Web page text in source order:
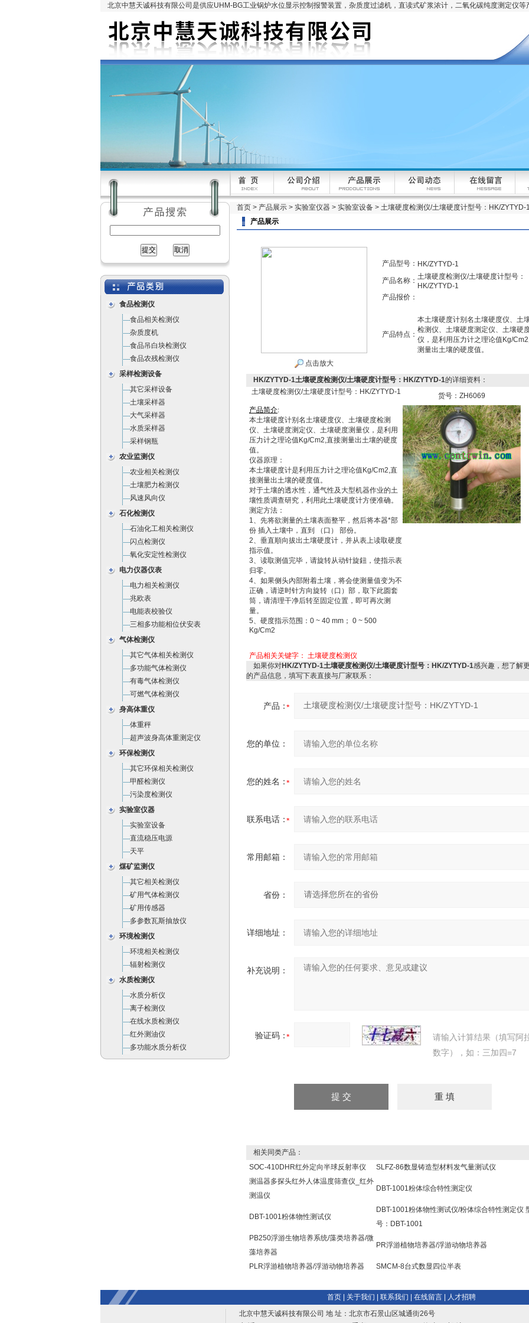
北京中慧天诚科技有限公司是供应UHM-BG工业锅炉水位显示控制报警装置，杂质度过滤机，直读式矿浆浓计，二氧化碳纯度测定仪等
食品检测仪
食品相关检测仪
杂质度机
食品吊白块检测仪
食品农残检测仪
采样检测设备
其它采样设备
土壤采样器
大气采样器
水质采样器
采样钢瓶
农业监测仪
农业相关检测仪
土壤肥力检测仪
风速风向仪
石化检测仪
石油化工相关检测仪
闪点检测仪
氧化安定性检测仪
电力仪器仪表
电力相关检测仪
兆欧表
电能表校验仪
三相多功能相位伏安表
气体检测仪
其它气体相关检测仪
多功能气体检测仪
有毒气体检测仪
可燃气体检测仪
身高体重仪
体重秤
超声波身高体重测定仪
环保检测仪
其它环保相关检测仪
甲醛检测仪
污染度检测仪
实验室仪器
实验室设备
直流稳压电源
天平
煤矿监测仪
其它相关检测仪
矿用气体检测仪
矿用传感器
多参数瓦斯抽放仪
环境检测仪
环境相关检测仪
辐射检测仪
水质检测仪
水质分析仪
离子检测仪
在线水质检测仪
红外测油仪
多功能水质分析仪
首页 > 产品展示 > 实验室仪器 > 实验室设备 > 土壤硬度检测仪/土壤硬度计型号：HK/ZYTYD-1
产品展示
点击放大
产品型号： HK/ZYTYD-1
产品名称： 土壤硬度检测仪/土壤硬度计型号：
HK/ZYTYD-1
产品报价：
产品特点：
本土壤硬度计别名土壤硬度仪、土
检测仪、土壤硬度测定仪、土壤硬
仪，是利用压力计之理论值Kg/
测量出土壤的硬度值。
HK/ZYTYD-1土壤硬度检测仪/土壤硬度计型号：HK/ZYTYD-1的详细资料：
土壤硬度检测仪/土壤硬度计型号：HK/ZYTYD-1
货号：ZH6069
产品简介:
本土壤硬度计别名土壤硬度仪、土壤硬度检测
仪、土壤硬度测定仪、土壤硬度测量仪，是利用
压力计之理论值Kg/Cm2,直接测量出土壤的硬度
值。
仪器原理：
本土壤硬度计是利用压力计之理论值Kg/Cm2,直
接测量出土壤的硬度值。
对于土壤的透水性，通气性及大型机器作业的土
壤性质调查研究，利用此土壤硬度计方便准确。
测定方法：
1、先将欲测量的土壤表面整平，然后将本器*部
份 插入土壤中，直到 （口） 部份。
2、垂直順向拔出土壤硬度计，并从表上读取硬度
指示值。
3、读取测值完毕，请旋转从动针旋鈕，使指示表
归零。
4、如果侧头內部附着土壤，将会使测量值变为不
正确，请逆时针方向旋转（口）部，取下此圆套
筒，请清理干净后转至固定位置，即可再次测
量。
5、硬度指示范围：0 ~ 40 mm； 0 ~ 500
Kg/Cm2
产品相关关键字： 土壤硬度检测仪
如果你对HK/ZYTYD-1土壤硬度检测仪/土壤硬度计型号：HK/ZYTYD-1感兴趣，想了解
的产品信息，填写下表直接与厂家联系：
产品：
您的单位：
您的姓名：
联系电话：
常用邮箱：
省份：
详细地址：
补充说明：
验证码：
请输入计算结果（填写阿
数字），如：三加四=7
相关同类产品：
SOC-410DHR红外定向半球反射率仪
SLFZ-86数显铸造型材料发气量测试仪
测温器多探头红外人体温度筛查仪_红外
测温仪
DBT-1001粉体综合特性测定仪
DBT-1001粉体物性测试仪
DBT-1001粉体物性测试仪/粉体综合特性测定仪
号：DBT-1001
PB250浮游生物培养系统/藻类培养器/微
藻培养器
PR浮游植物培养器/浮游动物培养器
PLR浮游植物培养器/浮游动物培养器 SMCM-8台式数显四位半表
首页| 关于我们 联系我们 在线留言| 人才招聘
北京中慧天诚科技有限公司 地 址：北京市石景山区城通街26号